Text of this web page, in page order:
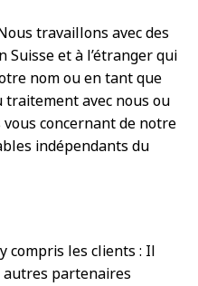
travaillons avec des
Suisse et à l’étranger qui
nom ou en tant que
traitement avec nous ou
concernant de notre
indépendants du
compris les clients : Il
autres partenaires